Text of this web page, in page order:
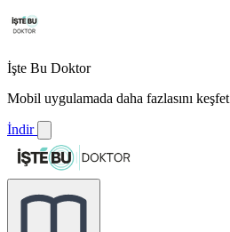
İşte Bu Doktor
Mobil uygulamada daha fazlasını keşfet
İndir